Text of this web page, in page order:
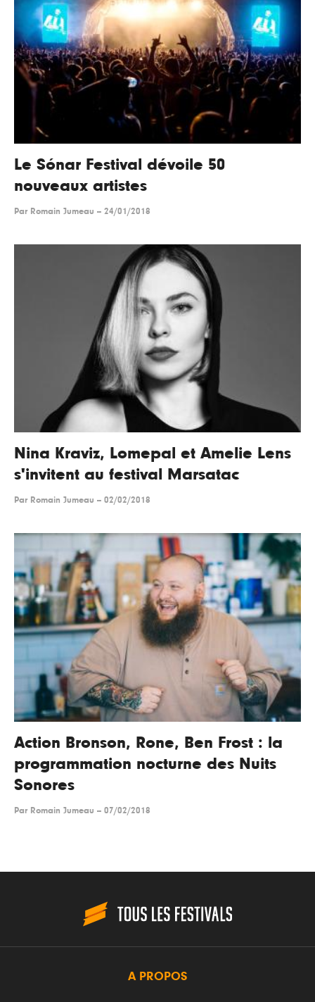
Le Sónar Festival dévoile 50
nouveaux artistes
Par Romain Jumeau -- 24/01/2018
Nina Kraviz, Lomepal et Amelie Lens
s'invitent au festival Marsatac
Par Romain Jumeau -- 02/02/2018
Action Bronson, Rone, Ben Frost : la
programmation nocturne des Nuits
Sonores
Par Romain Jumeau -- 07/02/2018
A PROPOS